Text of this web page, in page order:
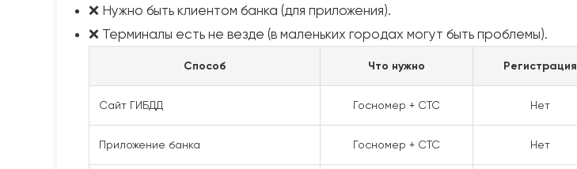
❌ Нужно быть клиентом банка (для приложения).
❌ Терминалы есть не везде (в маленьких городах могут быть проблемы).
Способ Что нужно Регистрация
Сайт ГИБДД Госномер + СТС Нет
Приложение банка Госномер + СТС Нет